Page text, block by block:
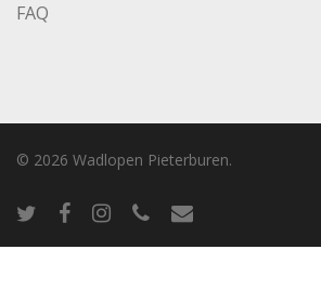
FAQ
© 2026 Wadlopen Pieterburen.
twitterfacebookinstagramphoneemail